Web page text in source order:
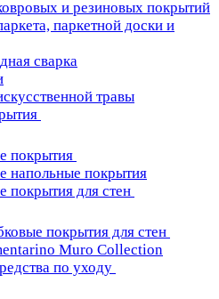
и резиновых покрытий
паркетной доски и
сварка
травы
покрытия
напольные покрытия
покрытия для стен
покрытия для стен
Muro Collection
по уходу